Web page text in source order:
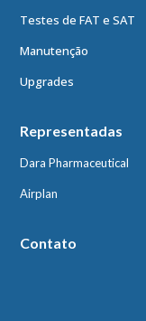
Testes de FAT e SAT
Manutenção
Upgrades
Representadas
Dara Pharmaceutical
Airplan
Contato